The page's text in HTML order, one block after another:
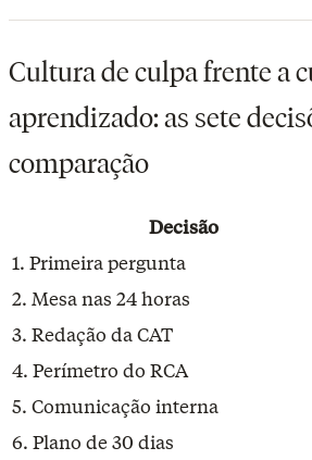
Cultura de culpa frente a
aprendizado: as sete
comparação
Decisão
1. Primeira pergunta
2. Mesa nas 24 horas
3. Redação da CAT
4. Perímetro do RCA
5. Comunicação interna
6. Plano de 30 dias